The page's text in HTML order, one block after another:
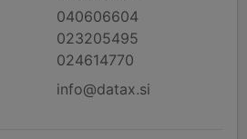
040606604
023205495
024614770
info@datax.si